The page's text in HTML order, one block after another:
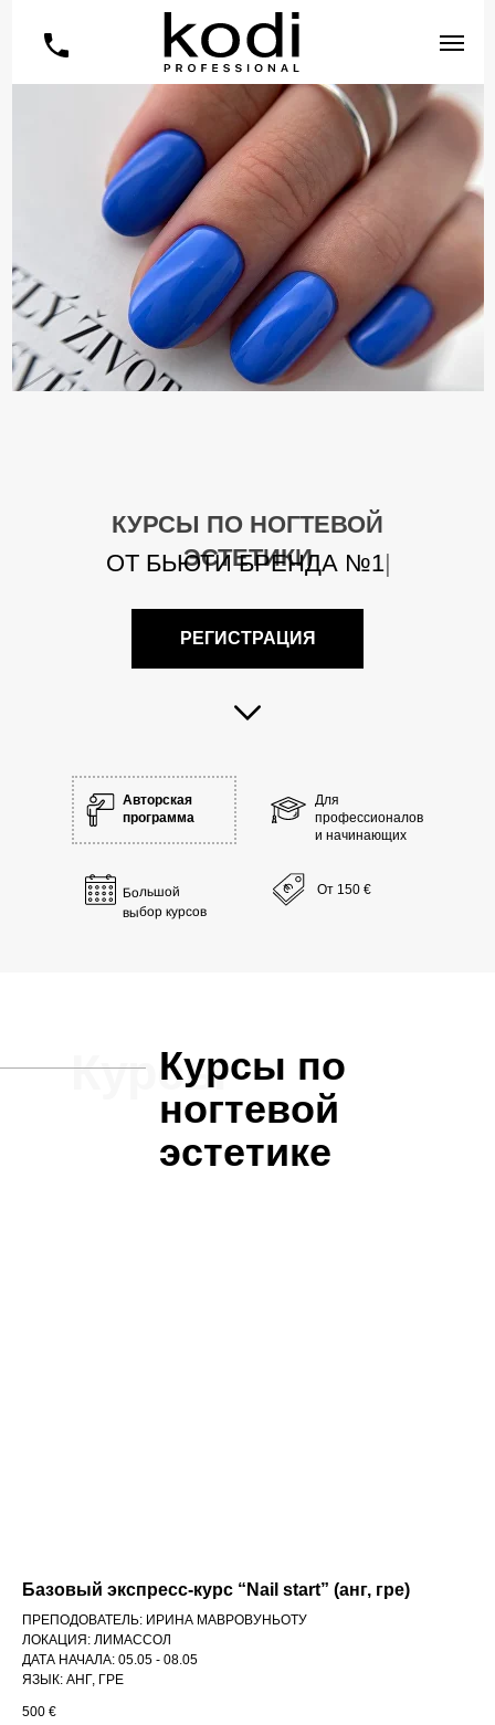
РЕГИСТРАЦИЯ
КУРСЫ ПО НОГТЕВОЙ
ЭСТЕТИКИ
ОТ БЬЮТИ БРЕНДА №1|
Для
профессионалов
и начинающих
Авторская
программа
Большой
выбор курсов
От 150 €
КурсыКурсы по
ногтевой
эстетике
Базовый экспресс-курс “Nail start” (анг, гре)
ПРЕПОДОВАТЕЛЬ: ИРИНА МАВРОВУНЬОТУ
ЛОКАЦИЯ: ЛИМАССОЛ
ДАТА НАЧАЛА: 05.05 - 08.05
ЯЗЫК: АНГ, ГРЕ
500 €